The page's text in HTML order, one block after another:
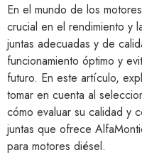
En el mundo de los
crucial en el rendimiento y
juntas adecuadas y de
funcionamiento óptimo y
futuro. En este artículo,
tomar en cuenta al
cómo evaluar su calidad y
juntas que ofrece
para motores diésel.